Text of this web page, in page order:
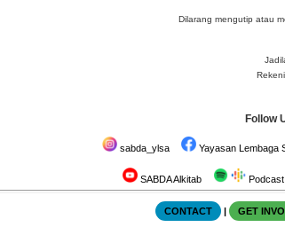
Dilarang mengutip atau
Follow
sabda_ylsa Yayasan Lembaga
SABDA Alkitab
CONTACT | GET